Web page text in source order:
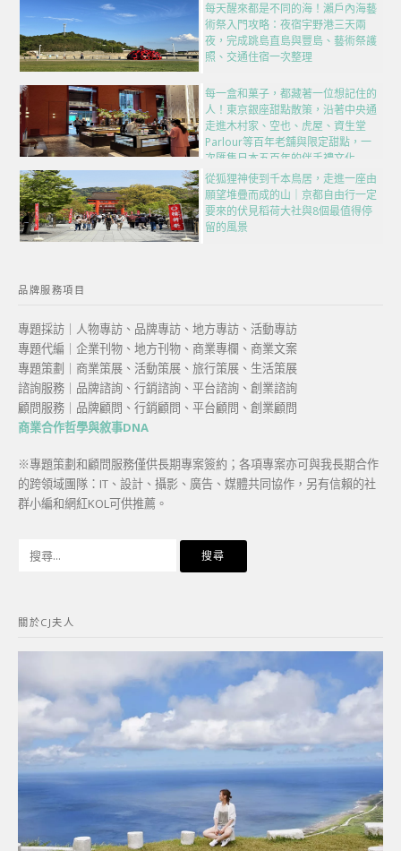
每天醒來都是不同的海！瀨戶內海藝
術祭入門攻略：夜宿宇野港三天兩
夜，完成跳島直島與豐島、藝術祭護
照、交通住宿一次整理
每一盒和菓子，都藏著一位想記住的
人！東京銀座甜點散策，沿著中央通
走進木村家、空也、虎屋、資生堂
Parlour等百年老舖與限定甜點，一
次匯集日本五百年的伴手禮文化
從狐狸神使到千本鳥居，走進一座由
願望堆疊而成的山｜京都自由行一定
要來的伏見稻荷大社與8個最值得停
留的風景
品牌服務項目
專題採訪｜人物專訪、品牌專訪、地方專訪、活動專訪
專題代編｜企業刊物、地方刊物、商業專欄、商業文案
專題策劃｜商業策展、活動策展、旅行策展、生活策展
諮詢服務｜品牌諮詢、行銷諮詢、平台諮詢、創業諮詢
顧問服務｜品牌顧問、行銷顧問、平台顧問、創業顧問
商業合作哲學與敘事DNA
※專題策劃和顧問服務僅供長期專案簽約；各項專案亦可與我長期合作
的跨領域團隊：IT、設計、攝影、廣告、媒體共同協作，另有信賴的社
群小編和網紅KOL可供推薦。
字:
關於CJ夫人